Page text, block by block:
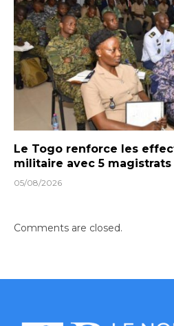
Le Togo renforce les
militaire avec 5
05/08/2026
Comments are closed.